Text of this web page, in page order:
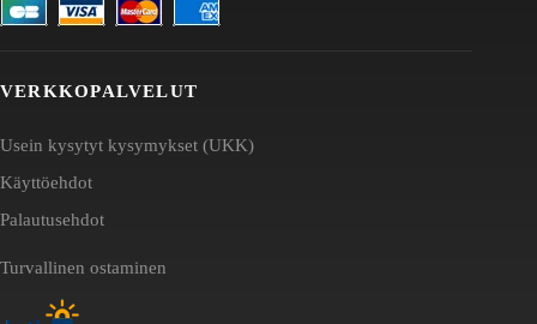
VERKKOPALVELUT
Usein kysytyt kysymykset (UKK)
Käyttöehdot
Palautusehdot
Turvallinen ostaminen